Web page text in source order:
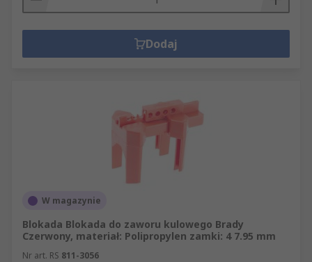
Dodaj
W magazynie
Blokada Blokada do zaworu kulowego Brady
Czerwony, materiał: Polipropylen zamki: 4 7.95 mm
Nr art. RS 811-3056